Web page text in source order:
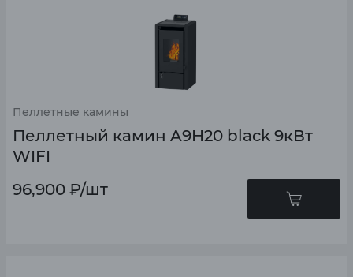
Пеллетные камины
Пеллетный камин A9H20 black 9кВт
WIFI
96,900 ₽/шт